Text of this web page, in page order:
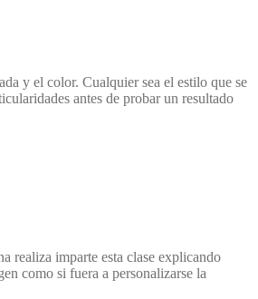
y el color. Cualquier sea el estilo que se
antes de probar un resultado
realiza imparte esta clase explicando
como si fuera a personalizarse la